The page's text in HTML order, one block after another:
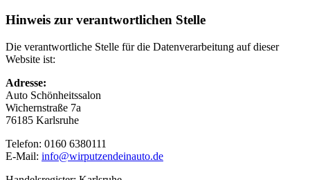
Hinweis zur verantwortlichen Stelle
Die verantwortliche Stelle für die Datenverarbeitung auf dieser
Website ist:
Adresse:
Auto Schönheitssalon
Wichernstraße 7a
76185 Karlsruhe
Telefon: 0160 6380111
E-Mail: info@wirputzendeinauto.de